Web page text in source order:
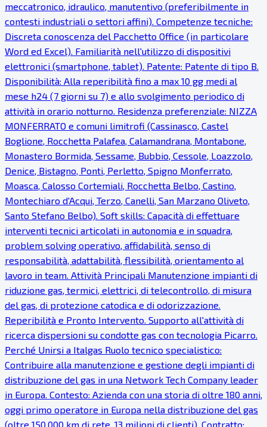
meccatronico, idraulico, manutentivo (preferibilmente in
contesti industriali o settori affini). Competenze tecniche:
Discreta conoscenza del Pacchetto Office (in particolare
Word ed Excel). Familiarità nell'utilizzo di dispositivi
elettronici (smartphone, tablet). Patente: Patente di tipo B.
Disponibilità: Alla reperibilità fino a max 10 gg medi al
mese h24 (7 giorni su 7) e allo svolgimento periodico di
attività in orario notturno. Residenza preferenziale: NIZZA
MONFERRATO e comuni limitrofi (Cassinasco, Castel
Boglione, Rocchetta Palafea, Calamandrana, Montabone,
Monastero Bormida, Sessame, Bubbio, Cessole, Loazzolo,
Denice, Bistagno, Ponti, Perletto, Spigno Monferrato,
Moasca, Calosso Cortemiali, Rocchetta Belbo, Castino,
Montechiaro d'Acqui, Terzo, Canelli, San Marzano Oliveto,
Santo Stefano Belbo). Soft skills: Capacità di effettuare
interventi tecnici articolati in autonomia e in squadra,
problem solving operativo, affidabilità, senso di
responsabilità, adattabilità, flessibilità, orientamento al
lavoro in team. Attività Principali Manutenzione impianti di
riduzione gas, termici, elettrici, di telecontrollo, di misura
del gas, di protezione catodica e di odorizzazione.
Reperibilità e Pronto Intervento. Supporto all'attività di
ricerca dispersioni su condotte gas con tecnologia Picarro.
Perché Unirsi a Italgas Ruolo tecnico specialistico:
Contribuire alla manutenzione e gestione degli impianti di
distribuzione del gas in una Network Tech Company leader
in Europa. Contesto: Azienda con una storia di oltre 180 anni,
oggi primo operatore in Europa nella distribuzione del gas
(oltre 150.000 km di rete, 13 milioni di clienti). Contratto: